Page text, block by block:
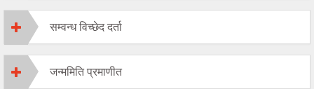
सम्वन्ध विच्छेद दर्ता
जन्ममिति प्रमाणीत